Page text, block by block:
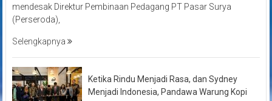
mendesak Direktur Pembinaan Pedagang PT Pasar Surya
(Perseroda),
Selengkapnya
Ketika Rindu Menjadi Rasa, dan Sydney
Menjadi Indonesia, Pandawa Warung Kopi